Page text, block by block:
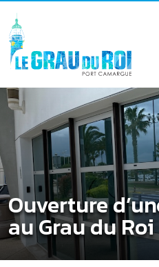
Ouverture
au Grau du Roi